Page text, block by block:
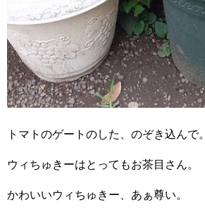
トマトのゲートのした、のぞき込んで。
ウィちゅきーはとってもお茶目さん。
かわいいウィちゅきー、あぁ尊い。